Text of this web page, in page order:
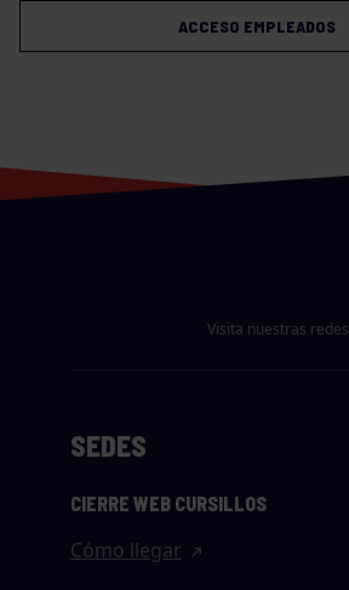
ACCESO EMPLEADOS
Visita nuestras redes
SEDES
CIERRE WEB CURSILLOS
Cómo llegar